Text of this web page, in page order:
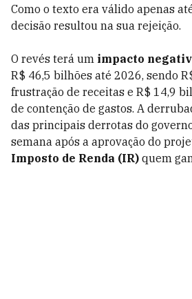
Como o texto era válido apenas
decisão resultou na sua rejeição.
O revés terá um impacto
R$ 46,5 bilhões até 2026, sendo
frustração de receitas e R$ 14,9
de contenção de gastos. A
das principais derrotas do
semana após a aprovação do
Imposto de Renda (IR) quem